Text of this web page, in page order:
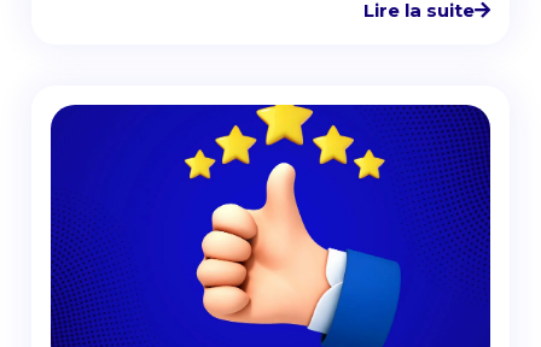
Lire la suite